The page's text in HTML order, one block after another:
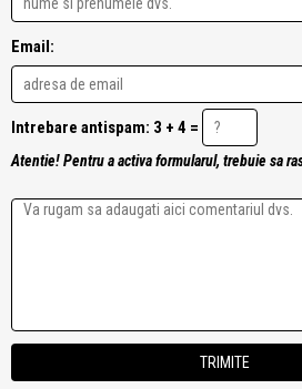
Email:
Intrebare antispam: 3 + 4 =
Atentie! Pentru a activa formularul, trebuie sa